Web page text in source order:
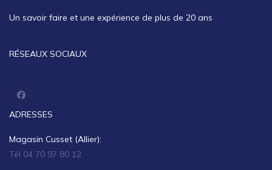
Un savoir faire et une expérience de plus de 20 ans
RÉSEAUX SOCIAUX
ADRESSES
Magasin Cusset (Allier):
Tél 04 70 97 80 12